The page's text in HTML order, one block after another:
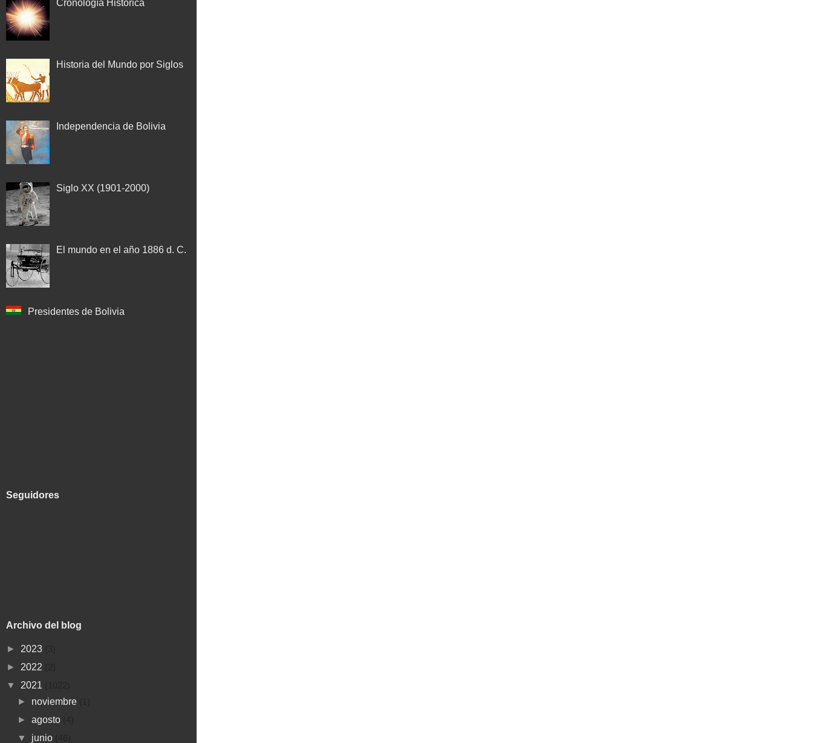
Cronología Histórica
Historia del Mundo por Siglos
Independencia de Bolivia
Siglo XX (1901-2000)
El mundo en el año 1886 d. C.
Presidentes de Bolivia
Seguidores
Archivo del blog
► 2023
► 2022
▼ 2021
► noviembre
► agosto
▼ junio